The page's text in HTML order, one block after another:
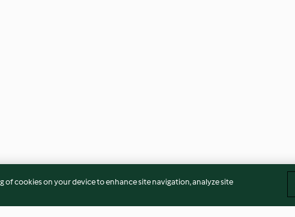
of cookies on your device to enhance site navigation, analyze site